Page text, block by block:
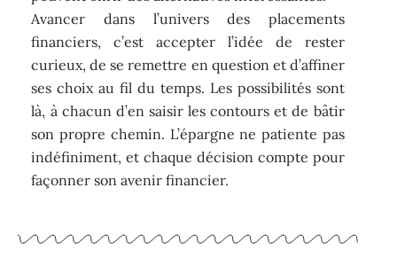
Avancer dans l’univers des placements
financiers, c’est accepter l’idée de rester
curieux, de se remettre en question et d’affiner
ses choix au fil du temps. Les possibilités sont
là, à chacun d’en saisir les contours et de bâtir
son propre chemin. L’épargne ne patiente pas
indéfiniment, et chaque décision compte pour
façonner son avenir financier.